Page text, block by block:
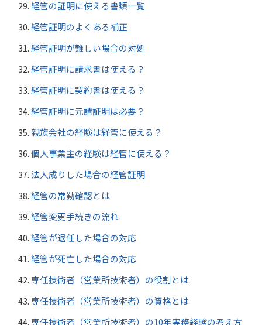
経管の証明に使える書類一覧
経管証明のよくある補正
経管証明が難しい場合の対処
経管証明に請求書は使える？
経管証明に契約書は使える？
経管証明に元請証明は必要？
親族会社の経験は経管に使える？
個人事業主の経験は経管に使える？
法人成りした場合の経管証明
経管の常勤確認とは
経管変更手続きの流れ
経管が退任した場合の対応
経管が死亡した場合の対応
専任技術者（営業所技術者）の役割とは
専任技術者（営業所技術者）の資格とは
専任技術者（営業所技術者）の10年実務経験の考え方